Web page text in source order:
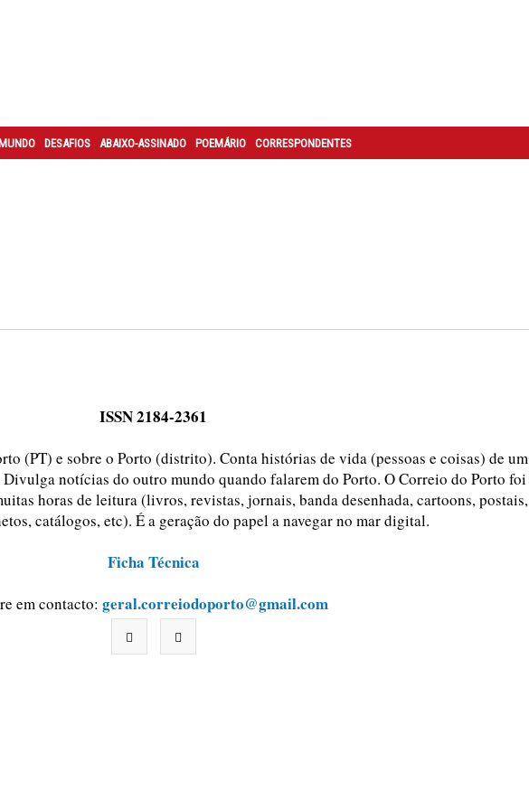
DESAFIOS ABAIXO-ASSINADO POEMÁRIO CORRESPONDENTES
ISSN 2184-2361
(PT) e sobre o Porto (distrito). Conta histórias de vida (pessoas e coisas) de um
notícias do outro mundo quando falarem do Porto. O Correio do Porto foi
horas de leitura (livros, revistas, jornais, banda desenhada, cartoons, postais,
catálogos, etc). É a geração do papel a navegar no mar digital.
Ficha Técnica
em contacto:geral.correiodoporto@gmail.com